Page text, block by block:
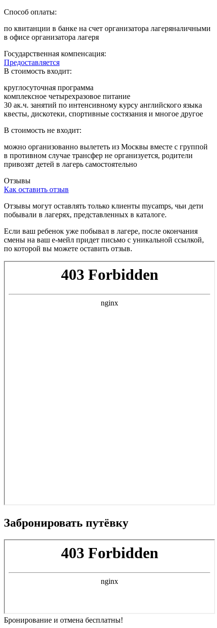
Способ оплаты:
по квитанции в банке на счет организатора лагеряналичными
в офисе организатора лагеря
Государственная компенсация:
Предоставляется
В стоимость входит:
круглосуточная программа
комплексное четырехразовое питание
30 ак.ч. занятий по интенсивному курсу английского языка
квесты, дискотеки, спортивные состязания и многое другое
В стоимость не входит:
можно организованно вылететь из Москвы вместе с группой
в противном случае трансфер не организуется, родители
привозят детей в лагерь самостоятельно
Отзывы
Как оставить отзыв
Отзывы могут оставлять только клиенты mycamps, чьи дети
побывали в лагерях, представленных в каталоге.
Если ваш ребенок уже побывал в лагере, после окончания
смены на ваш е-мейл придет письмо с уникальной ссылкой,
по которой вы можете оставить отзыв.
Забронировать путёвку
Бронирование и отмена бесплатны!